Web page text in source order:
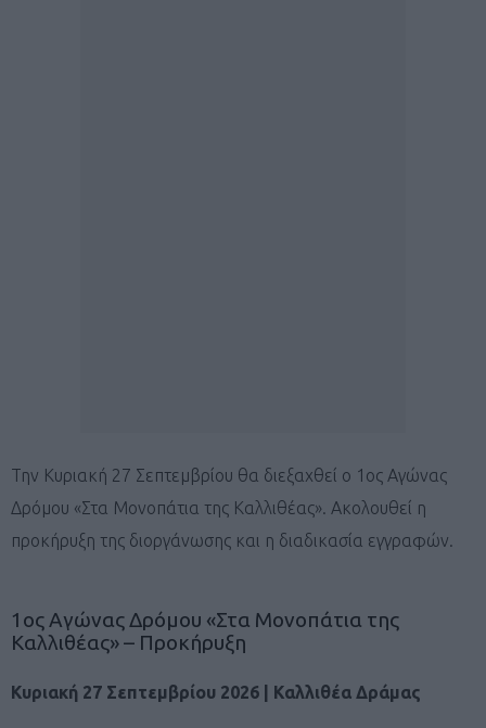
Την Κυριακή 27 Σεπτεμβρίου θα διεξαχθεί ο 1ος Αγώνας
Δρόμου «Στα Μονοπάτια της Καλλιθέας». Ακολουθεί η
προκήρυξη της διοργάνωσης και η διαδικασία εγγραφών.
1ος Αγώνας Δρόμου «Στα Μονοπάτια της
Καλλιθέας» – Προκήρυξη
Κυριακή 27 Σεπτεμβρίου 2026 | Καλλιθέα Δράμας